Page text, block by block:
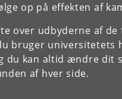
op på effekten af
over udbyderne af
bruger universitetets
du kan altid ændre dit
af hver side.